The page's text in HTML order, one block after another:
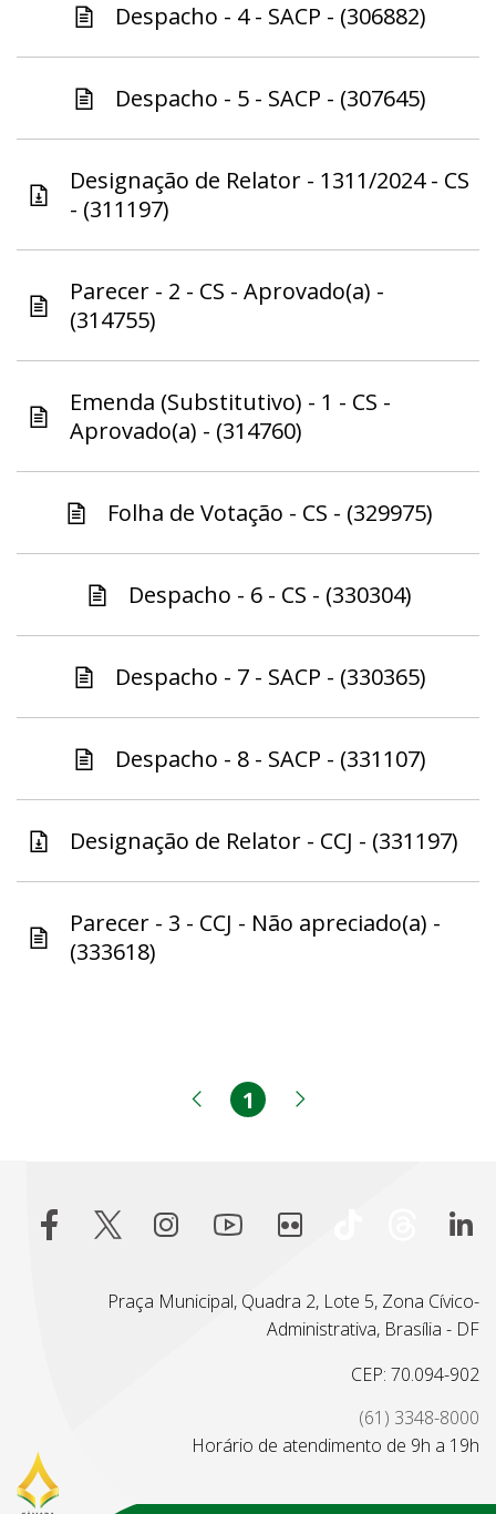
Despacho - 4 - SACP - (306882)
Despacho - 5 - SACP - (307645)
Designação de Relator - 1311/2024 - CS
- (311197)
Parecer - 2 - CS - Aprovado(a) -
(314755)
Emenda (Substitutivo) - 1 - CS -
Aprovado(a) - (314760)
Folha de Votação - CS - (329975)
Despacho - 6 - CS - (330304)
Despacho - 7 - SACP - (330365)
Despacho - 8 - SACP - (331107)
Designação de Relator - CCJ - (331197)
Parecer - 3 - CCJ - Não apreciado(a) -
(333618)
Página anterior
Página
1
Praça Municipal, Quadra 2, Lote 5, Zona Cívico-
Administrativa, Brasília - DF
CEP: 70.094-902
(61) 3348-8000
Horário de atendimento de 9h a 19h